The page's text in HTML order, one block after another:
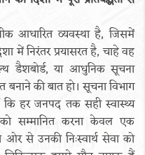
आधारित व्यवस्था है, जिसमें
में निरंतर प्रयासरत है, चाहे वह
डैशबोर्ड, या आधुनिक सूचना
की बात हो। सूचना विभाग
हर जनपद तक सही स्वास्थ्य
सम्मानित करना केवल एक
से उनकी निःस्वार्थ सेवा को